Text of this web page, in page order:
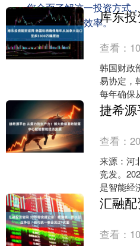
您全面了解这一投资方式
险，提升投资效率。
查看：
韩国财政
易协定，
每年确保
油。 韩国
口程序。
查看：
来源：河
竞发。
是智能经
变走向产
廊坊智算
查看：